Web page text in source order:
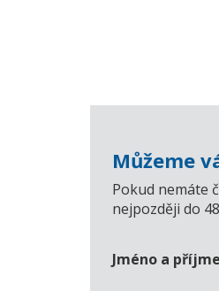
Můžeme
Pokud nemáte
nejpozději do
Jméno a